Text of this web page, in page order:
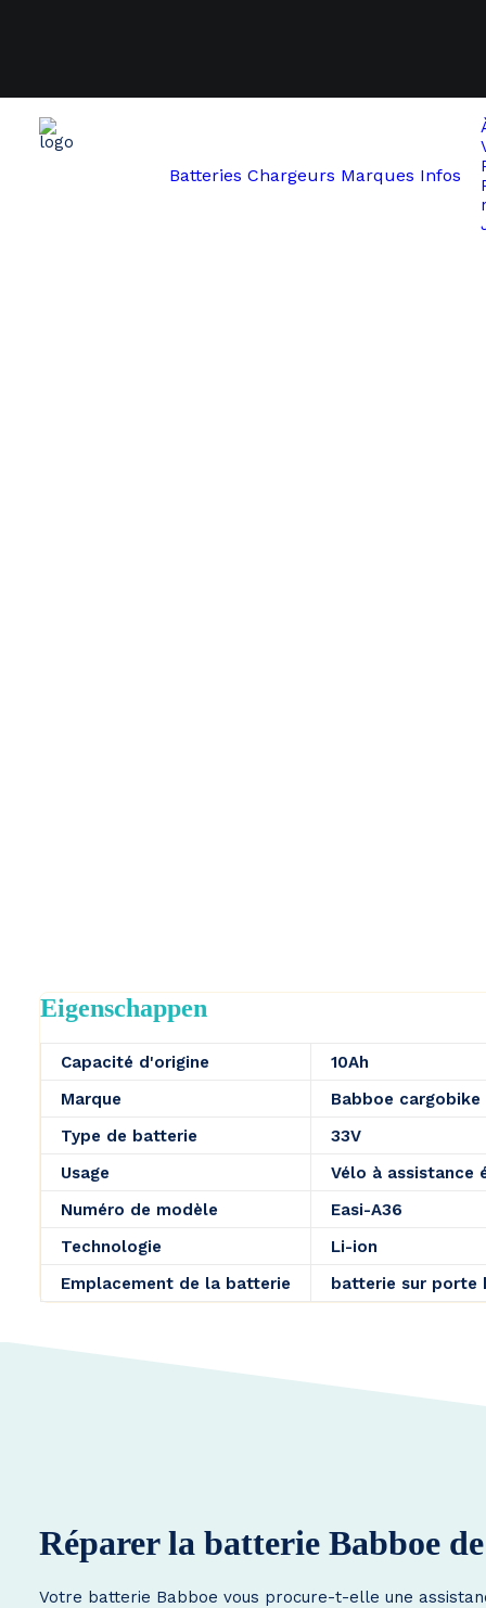
Batteries Chargeurs Marques Infos
Eigenschappen
Capacité d'origine
10Ah
Marque
Babboe cargobike
Type de batterie
33V
Usage
Vélo à assistance
Numéro de modèle
Easi-A36
Technologie
Li-ion
Emplacement de la batterie
batterie sur porte
Réparer la batterie Babboe
Votre batterie Babboe vous procure-t-elle une